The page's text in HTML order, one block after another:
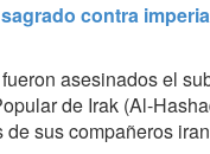
contra
asesinados el
de Irak (Al-
sus compañeros